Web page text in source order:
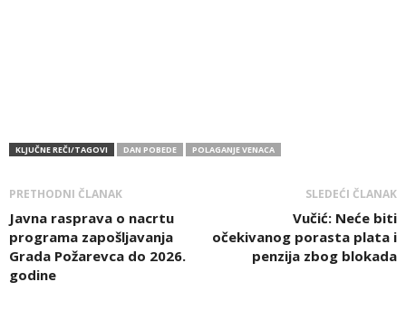
KLJUČNE REČI/TAGOVI DAN POBEDE POLAGANJE VENACA
PRETHODNI ČLANAK
Javna rasprava o nacrtu
programa zapošljavanja
Grada Požarevca do 2026.
godine
SLEDEĆI ČLANAK
Vučić: Neće biti
očekivanog porasta plata i
penzija zbog blokada